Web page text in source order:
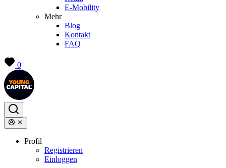
E-Mobility
Mehr
Blog
Kontakt
FAQ
0
Profil
Registrieren
Einloggen